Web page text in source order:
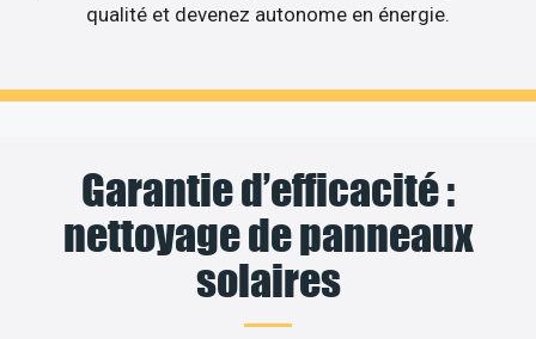
qualité et devenez autonome en énergie.
Garantie d’efficacité :
nettoyage de panneaux
solaires